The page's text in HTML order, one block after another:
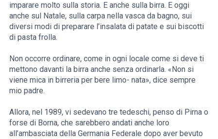
imparare molto sulla storia. E anche sulla birra. E oggi
anche sul Natale, sulla carpa nella vasca da bagno, sui
diversi modi di preparare l’insalata di patate e sui biscotti
di pasta frolla.
Non occorre ordinare, come in ogni locale come si deve ti
mettono davanti la birra anche senza ordinarla. «Non si
viene mica in birreria per bere limo- nata», dice sempre
mio padre.
Allora, nel 1989, vi sedevano tre tedeschi, penso di Pirna o
forse di Borna, che sarebbero andati anche loro
all’ambasciata della Germania Federale dopo aver bevuto